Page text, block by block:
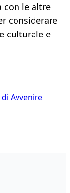
con le altre
considerare
culturale e
Avvenire